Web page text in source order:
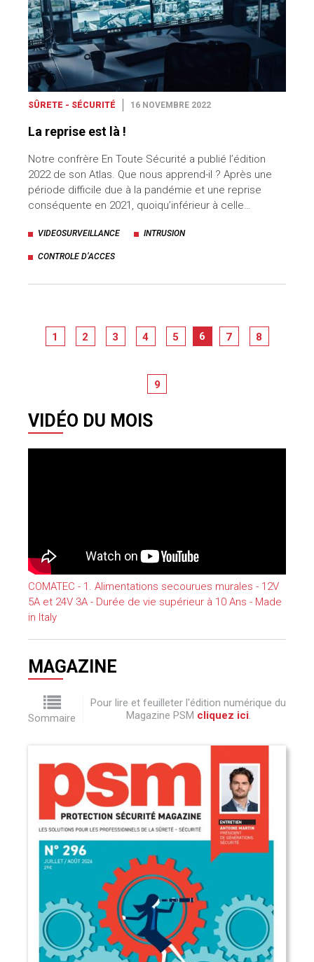
SÛRETE - SÉCURITÉ 16 NOVEMBRE 2022
La reprise est là !
Notre confrère En Toute Sécurité a publié l’édition
2022 de son Atlas. Que nous apprend-il ? Après une
période difficile due à la pandémie et une reprise
conséquente en 2021, quoiqu’inférieur à celle…
VIDEOSURVEILLANCE INTRUSION
CONTROLE D’ACCES
1 2 3 4 5 6 7 8
9
VIDÉO DU MOIS
COMATEC - 1. Alimentations secourues murales - 12V
5A et 24V 3A - Durée de vie supérieur à 10 Ans - Made
in Italy
MAGAZINE
Sommaire
Pour lire et feuilleter l'édition numérique du
Magazine PSM cliquez ici.